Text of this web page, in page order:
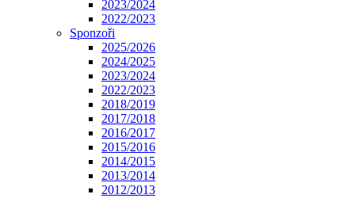
2023/2024
2022/2023
Sponzoři
2025/2026
2024/2025
2023/2024
2022/2023
2018/2019
2017/2018
2016/2017
2015/2016
2014/2015
2013/2014
2012/2013